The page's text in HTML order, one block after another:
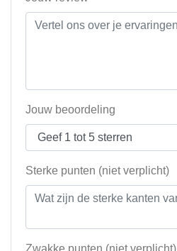
Jouw beoordeling
Sterke punten (niet verplicht)
Zwakke punten (niet verplicht)